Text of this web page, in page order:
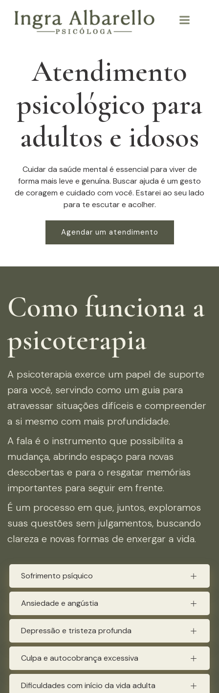
Atendimento
psicológico para
adultos e idosos
Cuidar da saúde mental é essencial para viver de
forma mais leve e genuína. Buscar ajuda é um gesto
de coragem e cuidado com você. Estarei ao seu lado
para te escutar e acolher.
Agendar um atendimento
Como funciona a
psicoterapia
A psicoterapia exerce um papel de suporte
para você, servindo como um guia para
atravessar situações difíceis e compreender
a si mesmo com mais profundidade.
A fala é o instrumento que possibilita a
mudança, abrindo espaço para novas
descobertas e para o resgatar memórias
importantes para seguir em frente.
É um processo em que, juntos, exploramos
suas questões sem julgamentos, buscando
clareza e novas formas de enxergar a vida.
Sofrimento psíquico
Ansiedade e angústia
Depressão e tristeza profunda
Culpa e autocobrança excessiva
Dificuldades com início da vida adulta